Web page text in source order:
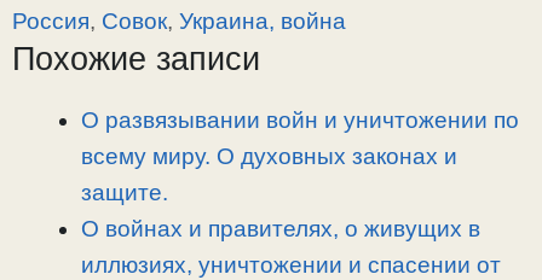
n
a
o
а
и
Россия, Совок, Украина, война
Похожие записи
О развязывании войн и уничтожении по
всему миру. О духовных законах и
защите.
О войнах и правителях, о живущих в
иллюзиях, уничтожении и спасении от